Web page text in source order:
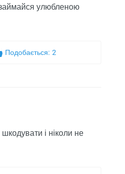
займайся улюбленою
Подобається: 2
і ніколи не